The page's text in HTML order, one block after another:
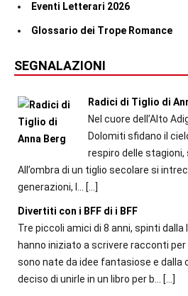
Eventi Letterari 2026
Glossario dei Trope Romance
SEGNALAZIONI
Radici di Tiglio di
Nel cuore dell’Alto
Dolomiti sfidano il
respiro delle stagioni,
All’ombra di un tiglio secolare si
generazioni, l...
[…]
Divertiti con i BFF di i BFF
Tre piccoli amici di 8 anni, spinti dalla
hanno iniziato a scrivere racconti per
sono nate da idee fantasiose e dalla
deciso di unirle in un libro per b...
[…]